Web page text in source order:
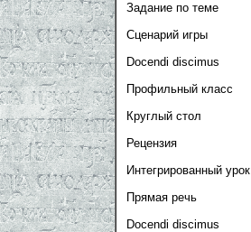
Задание по теме
Сценарий игры
Docendi discimus
Профильный класс
Круглый стол
Рецензия
Интегрированный урок
Прямая речь
Docendi discimus